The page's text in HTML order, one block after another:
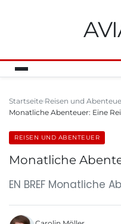
Startseite Reisen und
Monatliche Abenteuer: Eine
REISEN UND ABENTEUER
Monatliche
EN BREF Monatliche